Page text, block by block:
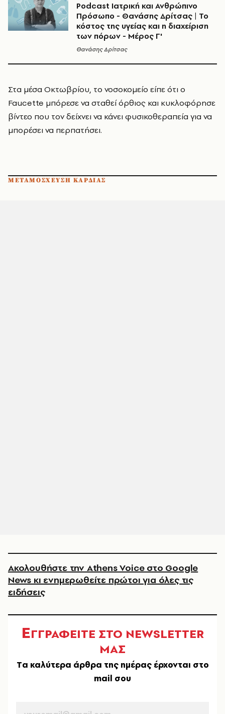
Podcast Ιατρική και Ανθρώπινο
Πρόσωπο - Θανάσης Δρίτσας | Το
κόστος της υγείας και η διαχείριση
των πόρων - Μέρος Γ'
Θανάσης Δρίτσας
Στα μέσα Οκτωβρίου, το νοσοκομείο είπε ότι ο
Faucette μπόρεσε να σταθεί όρθιος και κυκλοφόρησε
βίντεο που τον δείχνει να κάνει φυσικοθεραπεία για να
μπορέσει να περπατήσει.
ΜΕΤΑΜΟΣΧΕΥΣΗ ΚΑΡΔΙΑΣ
Ακολουθήστε την Athens Voice στο Google
News κι ενημερωθείτε πρώτοι για όλες τις
ειδήσεις
ΕΓΓΡΑΦΕΙΤΕ ΣΤΟ NEWSLETTER
ΜΑΣ
Tα καλύτερα άρθρα της ημέρας έρχονται στο
mail σου